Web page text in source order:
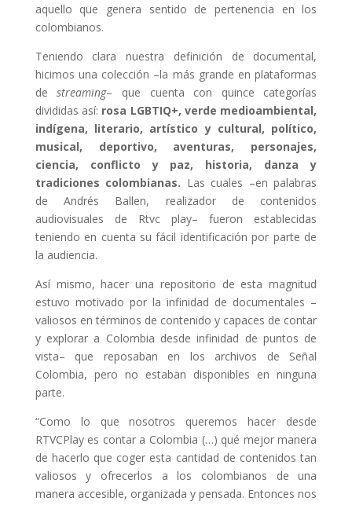
aquello que genera sentido de pertenencia en los
colombianos.
Teniendo clara nuestra definición de documental,
hicimos una colección –la más grande en plataformas
destreaming– que cuenta con quince categorías
divididas así: rosa LGBTIQ+, verde medioambiental,
indígena, literario, artístico y cultural, político,
musical, deportivo, aventuras, personajes,
ciencia, conflicto y paz, historia, danza y
tradiciones colombianas. Las cuales –en palabras
de Andrés Ballen, realizador de contenidos
audiovisuales de Rtvc play– fueron establecidas
teniendo en cuenta su fácil identificación por parte de
la audiencia.
Así mismo, hacer una repositorio de esta magnitud
estuvo motivado por la infinidad de documentales –
valiosos en términos de contenido y capaces de contar
y explorar a Colombia desde infinidad de puntos de
vista– que reposaban en los archivos de Señal
Colombia, pero no estaban disponibles en ninguna
parte.
“Como lo que nosotros queremos hacer desde
RTVCPlay es contar a Colombia (…) qué mejor manera
de hacerlo que coger esta cantidad de contenidos tan
valiosos y ofrecerlos a los colombianos de una
manera accesible, organizada y pensada. Entonces nos